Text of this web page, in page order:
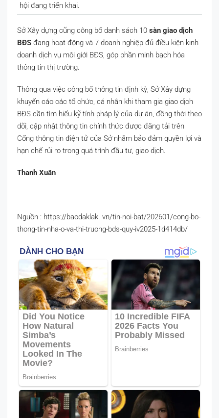
hội đang triển khai.
Sở Xây dựng cũng công bố danh sách 10 sàn giao dịch
BĐS đang hoạt động và 7 doanh nghiệp đủ điều kiện kinh
doanh dịch vụ môi giới BĐS, góp phần minh bạch hóa
thông tin thị trường.
Thông qua việc công bố thông tin định kỳ, Sở Xây dựng
khuyến cáo các tổ chức, cá nhân khi tham gia giao dịch
BĐS cần tìm hiểu kỹ tính pháp lý của dự án, đồng thời theo
dõi, cập nhật thông tin chính thức được đăng tải trên
Cổng thông tin điện tử của Sở nhằm bảo đảm quyền lợi và
hạn chế rủi ro trong quá trình đầu tư, giao dịch.
Thanh Xuân
Nguồn : https://baodaklak. vn/tin-noi-bat/202601/cong-bo-
thong-tin-nha-o-va-thi-truong-bds-quy-iv2025-1d414db/